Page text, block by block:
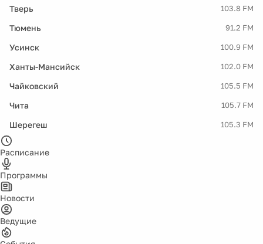
Тверь 103.8 FM
Тюмень 91.2 FM
Усинск 100.9 FM
Ханты-Мансийск 102.0 FM
Чайковский 105.5 FM
Чита 105.7 FM
Шерегеш 105.3 FM
Расписание
Программы
Новости
Ведущие